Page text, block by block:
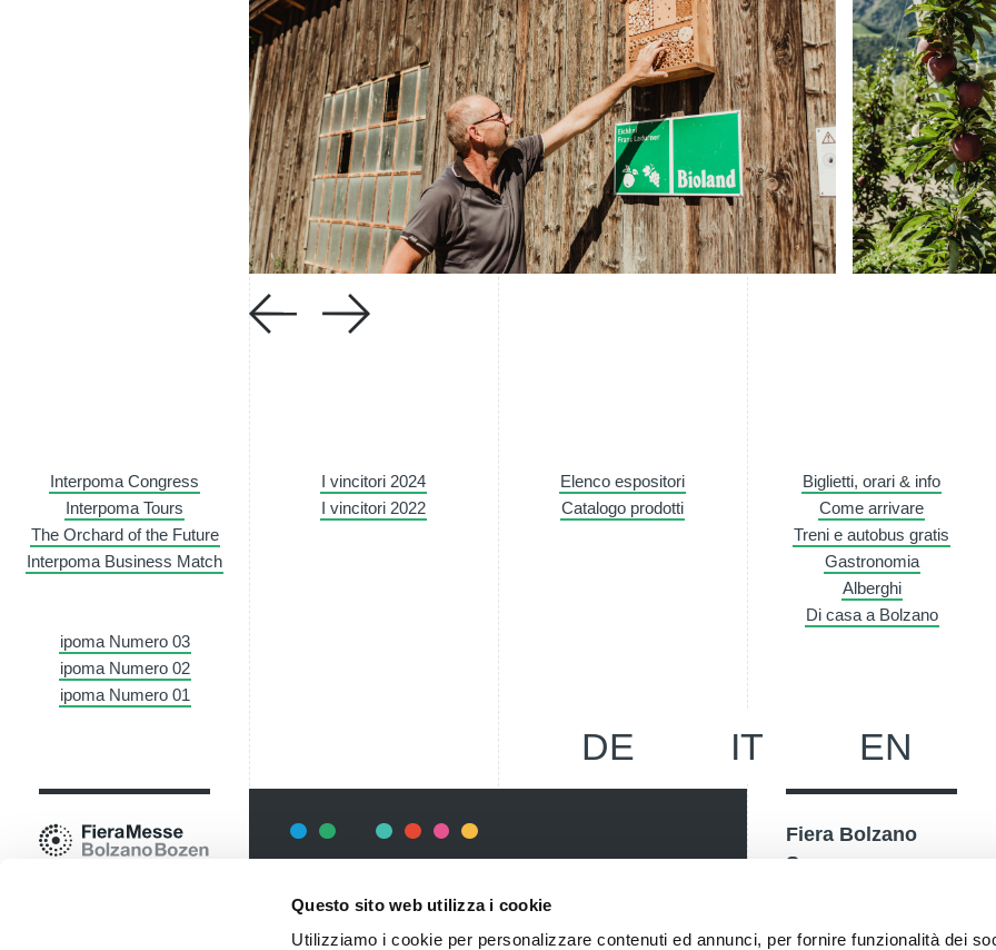
Questo sito web utilizza i cookie
Utilizziamo i cookie per personalizzare contenuti ed annunci, per fornire funzionalità dei
Interpoma Congress
Interpoma Tours
The Orchard of the Future
Interpoma Business Match
I vincitori 2024
I vincitori 2022
Elenco espositori
Catalogo prodotti
Biglietti, orari & info
Come arrivare
Treni e autobus gratis
Gastronomia
Alberghi
Di casa a Bolzano
ipoma Numero 03
ipoma Numero 02
ipoma Numero 01
DE IT EN
Rimani sempre aggiornata*o sui nostri eventi, ricevi
informazioni utili in anteprima! Naturalmente senza alcun
Fiera Bolzano
Spa